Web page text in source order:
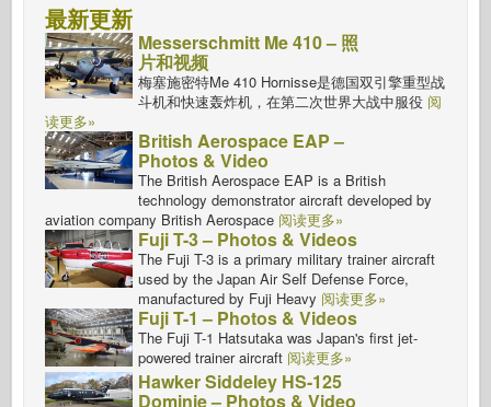
最新更新
Messerschmitt Me 410 – 照
片和视频
梅塞施密特Me 410 Hornisse是德国双引擎重型战
斗机和快速轰炸机，在第二次世界大战中服役 阅
读更多»
British Aerospace EAP –
Photos & Video
The British Aerospace EAP is a British
technology demonstrator aircraft developed by
aviation company British Aerospace 阅读更多»
Fuji T-3 – Photos & Videos
The Fuji T-3 is a primary military trainer aircraft
used by the Japan Air Self Defense Force,
manufactured by Fuji Heavy 阅读更多»
Fuji T-1 – Photos & Videos
The Fuji T-1 Hatsutaka was Japan's first jet-
powered trainer aircraft 阅读更多»
Hawker Siddeley HS-125
Dominie – Photos & Video